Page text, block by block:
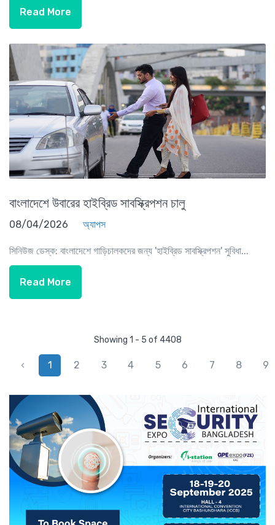
Read More
বাংলাদেশে উবারের হাইব্রিড সাবস্ক্রিপশন চালু
08/04/2026 অ্যাপস
সিনিউজ ডেস্ক: বাংলাদেশে গাড়িচালকদের জন্য 'হাইব্রিড সাবস্ক্রিপশন' সুবিধা...
Read More
Showing 1 - 5 of 4408
‹ 1 2 3 4 5 6 7 8 9